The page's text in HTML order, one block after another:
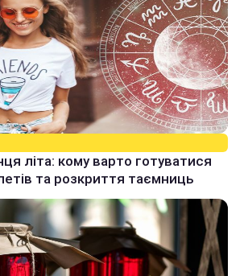
літа: кому варто готуватися
та розкриття таємниць